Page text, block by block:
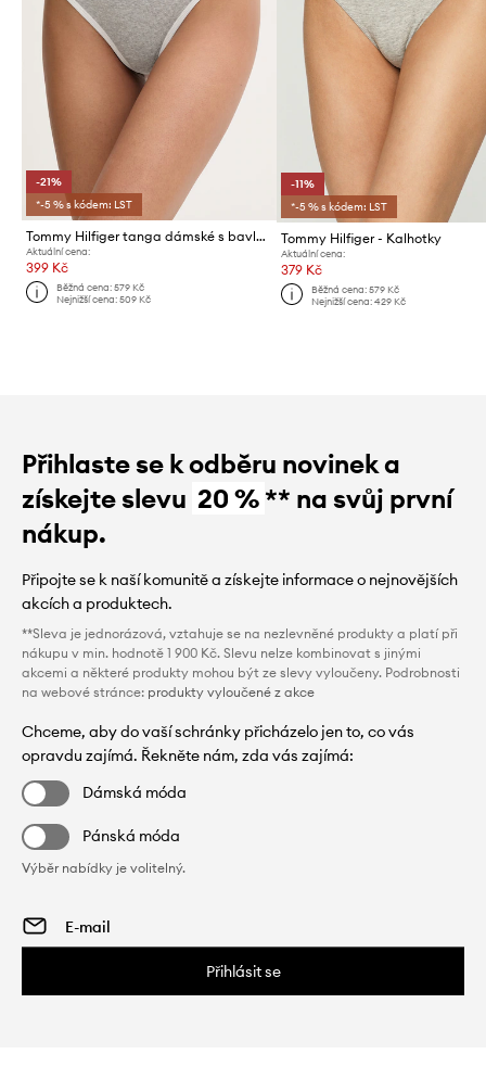
-21%
*-5 % s kódem: LST
Tommy Hilfiger tanga dámské s bavlnou
Aktuální cena:
399 Kč
Běžná cena:579 Kč
Nejnižší cena:509 Kč
-11%
*-5 % s kódem: LST
Tommy Hilfiger - Kalhotky
Aktuální cena:
379 Kč
Běžná cena: 579 Kč
Nejnižší cena: 429 Kč
Přihlaste se k odběru novinek a
získejte slevu 20 %** na svůj první
nákup.
Připojte se k naší komunitě a získejte informace o nejnovějších
akcích a produktech.
**Sleva je jednorázová, vztahuje se na nezlevněné produkty a platí při
nákupu v min. hodnotě 1 900 Kč. Slevu nelze kombinovat s jinými
akcemi a některé produkty mohou být ze slevy vyloučeny. Podrobnosti
na webové stránce: produkty vyloučené z akce
Chceme, aby do vaší schránky přicházelo jen to, co vás
opravdu zajímá. Řekněte nám, zda vás zajímá:
Dámská móda
Pánská móda
Výběr nabídky je volitelný.
Přihlásit se